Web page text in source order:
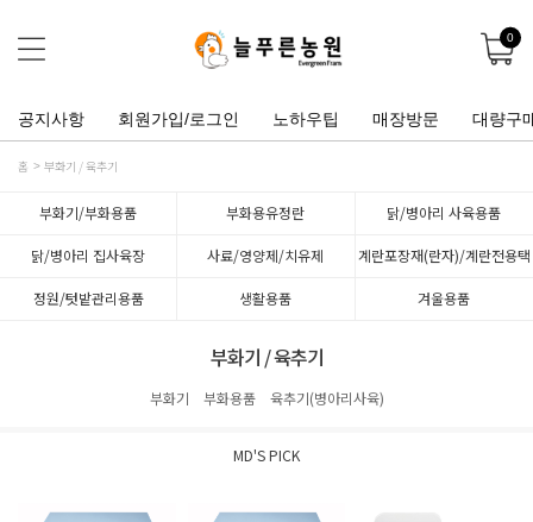
0
공지사항 회원가입/로그인 노하우팁 매장방문 대량구
홈 부화기 / 육추기
부화기/부화용품 부화용유정란 닭/병아리 사육용품
닭/병아리 집사육장 사료/영양제/치유제
계란포장재(란자)/계란전용택
배박스
정원/텃밭관리용품 생활용품 겨울용품
부화기 / 육추기
부화기 부화용품 육추기(병아리사육)
MD'S PICK